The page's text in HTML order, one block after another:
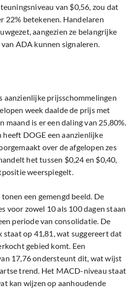
van $0,56, zou dat
22% betekenen. Handelaren
aangezien ze belangrijke
ADA kunnen signaleren.
aanzienlijke prijsschommelingen
week daalde de prijs met
maand is er een daling van 25,80%.
heeft DOGE een aanzienlijke
over de afgelopen zes
het tussen $0,24 en $0,40,
weerspiegelt.
een gemengd beeld. De
voor zowel 10 als 100 dagen staan
periode van consolidatie. De
staat op 41,81, wat suggereert dat
gebied komt. Een
17,76 ondersteunt dit, wat wijst
trend. Het MACD-niveau staat
kan wijzen op aanhoudende